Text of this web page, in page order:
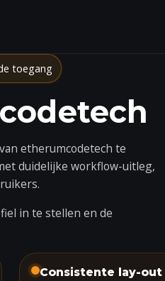
toegang
etherumcodetech te
duidelijke workflow-uitleg,
in te stellen en de
Consistente lay-out